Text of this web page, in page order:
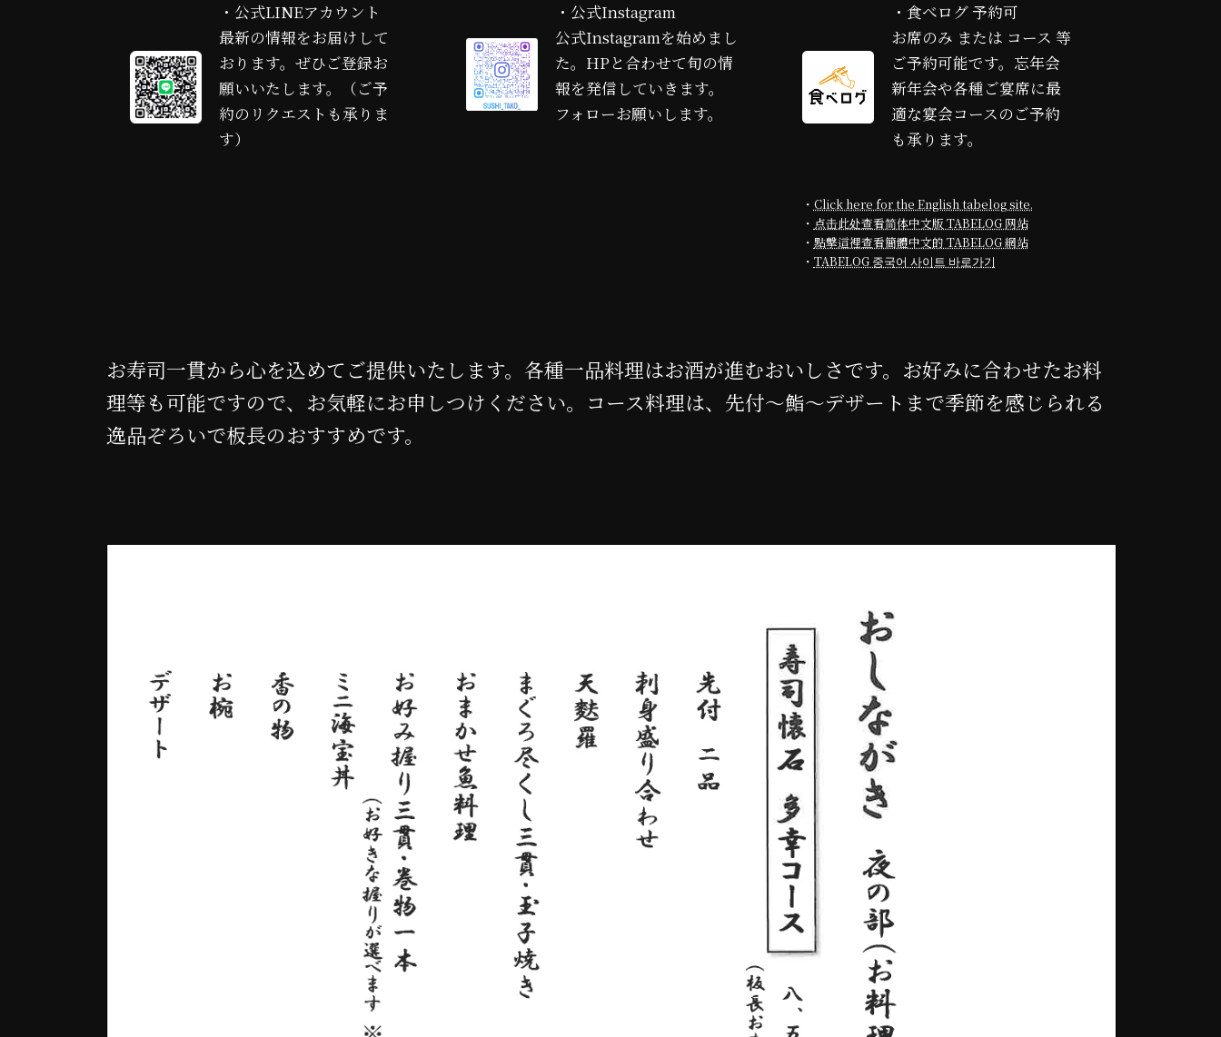
ム
リ
ン
ク
・公式LINEアカウント
最新の情報をお届けして
おります。ぜひご登録お
願いいたします。（ご予
約のリクエストも承りま
す）
ラ
ム
リ
ン
・公式Instagram
公式Instagramを始めまし
た。HPと合わせて旬の情
報を発信していきます。
フォローお願いします。
・食べログ 予約可
お席のみ または コース 等
ご予約可能です。忘年会
新年会や各種ご宴席に最
適な宴会コースのご予約
も承ります。
・ Click here for the English tabelog site.
・ 点击此处查看简体中文版 TABELOG 网站
・ 點擊這裡查看簡體中文的 TABELOG 網站
・ TABELOG 중국어 사이트 바로가기
お寿司一貫から心を込めてご提供いたします。各種一品料理はお酒が進むおいしさです。お好みに合わせたお料
理等も可能ですので、お気軽にお申しつけください。コース料理は、先付～鮨～デザートまで季節を感じられる
逸品ぞろいで板長のおすすめです。